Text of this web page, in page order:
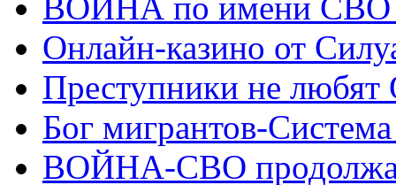
Онлайн-казино от
Преступники не
Бог мигрантов-
ВОЙНА-СВО